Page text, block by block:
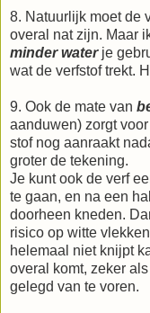
8. Natuurlijk moet de
overal nat zijn. Maar
minder water je
wat de verfstof trekt.
9. Ook de mate van
aanduwen) zorgt
stof nog aanraakt
groter de tekening.
Je kunt ook de verf
te gaan, en na een
doorheen kneden.
risico op witte
helemaal niet knijpt
overal komt, zeker
gelegd van te voren.